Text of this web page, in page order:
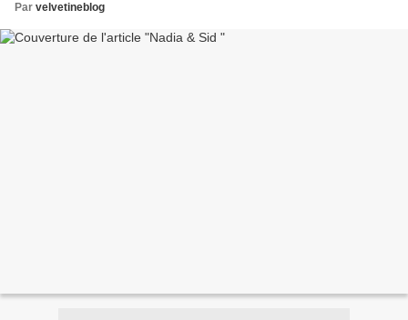
Par velvetineblog